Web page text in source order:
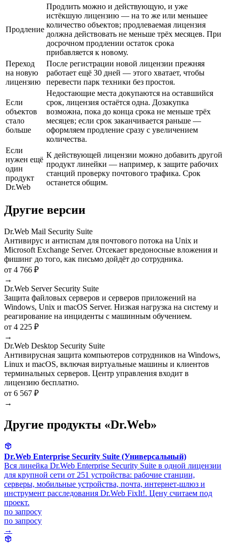
Продление
Продлить можно и действующую, и уже
истёкшую лицензию — на то же или меньшее
количество объектов; продлеваемая лицензия
должна действовать не меньше трёх месяцев. При
досрочном продлении остаток срока
прибавляется к новому.
Переход
на новую
лицензию
После регистрации новой лицензии прежняя
работает ещё 30 дней — этого хватает, чтобы
перевести парк техники без простоя.
Если
объектов
стало
больше
Недостающие места докупаются на оставшийся
срок, лицензия остаётся одна. Дозакупка
возможна, пока до конца срока не меньше трёх
месяцев; если срок заканчивается раньше —
оформляем продление сразу с увеличением
количества.
Если
нужен ещё
один
продукт
Dr.Web
К действующей лицензии можно добавить другой
продукт линейки — например, к защите рабочих
станций проверку почтового трафика. Срок
останется общим.
Другие версии
Dr.Web Mail Security Suite
Антивирус и антиспам для почтового потока на Unix и
Microsoft Exchange Server. Отсекает вредоносные вложения и
фишинг до того, как письмо дойдёт до сотрудника.
от 4 766 ₽
→
Dr.Web Server Security Suite
Защита файловых серверов и серверов приложений на
Windows, Unix и macOS Server. Низкая нагрузка на систему и
реагирование на инциденты с машинным обучением.
от 4 225 ₽
→
Dr.Web Desktop Security Suite
Антивирусная защита компьютеров сотрудников на Windows,
Linux и macOS, включая виртуальные машины и клиентов
терминальных серверов. Центр управления входит в
лицензию бесплатно.
от 6 567 ₽
→
Другие продукты «Dr.Web»
Dr.Web Enterprise Security Suite (Универсальный)
Вся линейка Dr.Web Enterprise Security Suite в одной лицензии
для крупной сети от 251 устройства: рабочие станции,
серверы, мобильные устройства, почта, интернет-шлюз и
инструмент расследования Dr.Web FixIt!. Цену считаем под
проект.
по запросу
по запросу
→